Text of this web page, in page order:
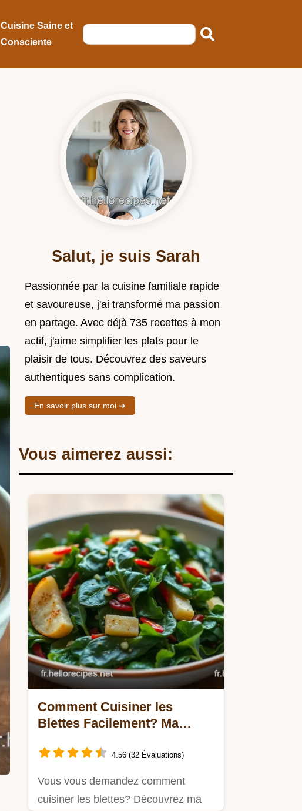
Cuisine Saine et
Consciente
Salut, je suis Sarah
Passionnée par la cuisine familiale rapide
et savoureuse, j'ai transformé ma passion
en partage. Avec déjà 735 recettes à mon
actif, j'aime simplifier les plats pour le
plaisir de tous. Découvrez des saveurs
authentiques sans complication.
En savoir plus sur moi ➜
Vous aimerez aussi:
Comment Cuisiner les
Blettes Facilement? Ma
4.56 (32 Évaluations)
Vous vous demandez comment
cuisiner les blettes? Découvrez ma